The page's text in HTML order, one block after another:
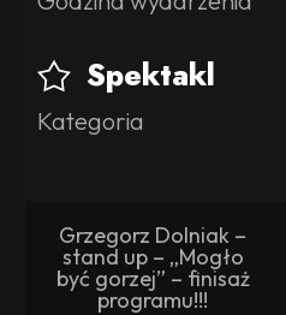
Spektakl
Kategoria
Grzegorz Dolniak –
stand up – „Mogło
być gorzej” – finisaż
programu!!!